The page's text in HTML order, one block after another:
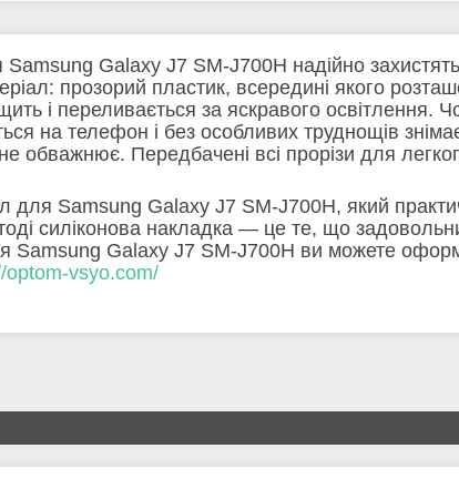
Samsung Galaxy J7 SM-J700H надійно
прозорий пластик, всередині якого
і переливається за яскравого освітлення.
на телефон і без особливих труднощів
обважнює. Передбачені всі прорізи для
для Samsung Galaxy J7 SM-J700H, який
силіконова накладка — це те, що
Samsung Galaxy J7 SM-J700H ви можете
optom-vsyo.com/